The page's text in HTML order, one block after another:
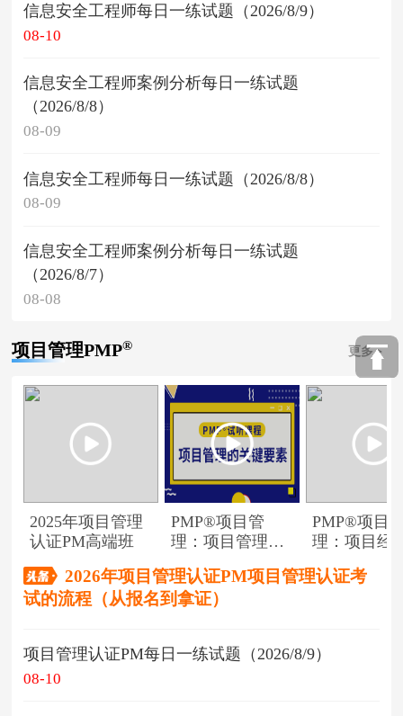
信息安全工程师每日一练试题（2026/8/9）
08-10
信息安全工程师案例分析每日一练试题
（2026/8/8）
08-09
信息安全工程师每日一练试题（2026/8/8）
08-09
信息安全工程师案例分析每日一练试题
（2026/8/7）
08-08
项目管理PMP® 更多
2025年项目管理
认证PM高端班
PMP®项目管
理：项目管理的
PMP®项目
理：项目经
2026年项目管理认证PM项目管理认证考
试的流程（从报名到拿证）
项目管理认证PM每日一练试题（2026/8/9）
08-10